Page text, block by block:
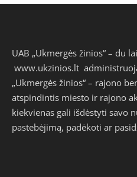
UAB „Ukmergės žinios“ – du
www.ukzinios.lt
„Ukmergės žinios“ – rajono
atspindintis miesto ir rajono
kiekvienas gali išdėstyti savo
pastebėjimą, padėkoti ar